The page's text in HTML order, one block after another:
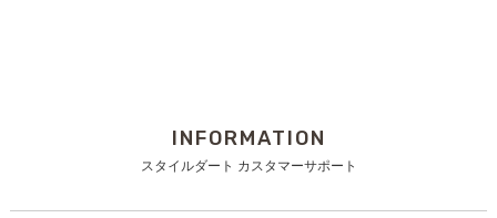
INFORMATION
スタイルダート カスタマーサポート